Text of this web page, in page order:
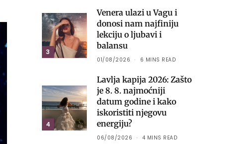
3
Venera ulazi u Vagu i
donosi nam najfiniju
lekciju o ljubavi i
balansu
01/08/2026 6 MINS READ
4
Lavlja kapija 2026: Zašto
je 8. 8. najmoćniji
datum godine i kako
iskoristiti njegovu
energiju?
06/08/2026 4 MINS READ